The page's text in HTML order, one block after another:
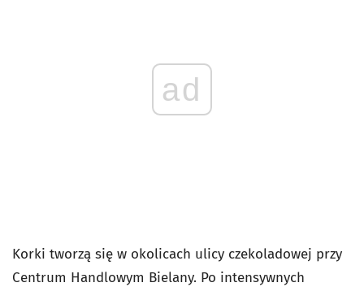
ad
Korki tworzą się w okolicach ulicy czekoladowej przy
Centrum Handlowym Bielany. Po intensywnych